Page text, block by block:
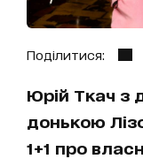
Поділитися:
Юрій Ткач з
донькою
1+1 про